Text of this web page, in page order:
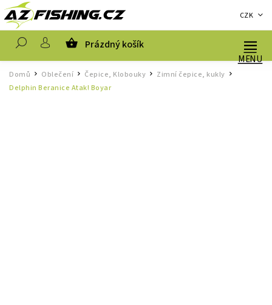
CZK
Prázdný košík
Domů / Oblečení / Čepice, Klobouky / Zimní čepice, kukly
Delphin Beranice Atak! Boyar